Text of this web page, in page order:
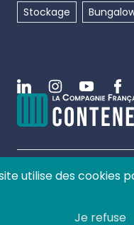
Stockage
LinkedinInstagramYoutube
©2026La
utilise des cookies
Je refuse